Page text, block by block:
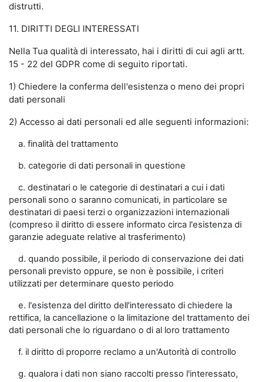
distrutti.
11. DIRITTI DEGLI INTERESSATI
Nella Tua qualità di interessato, hai i diritti di cui agli artt.
15 - 22 del GDPR come di seguito riportati.
1) Chiedere la conferma dell'esistenza o meno dei propri
dati personali
2) Accesso ai dati personali ed alle seguenti informazioni:
a. finalità del trattamento
b. categorie di dati personali in questione
c. destinatari o le categorie di destinatari a cui i dati
personali sono o saranno comunicati, in particolare se
destinatari di paesi terzi o organizzazioni internazionali
(compreso il diritto di essere informato circa l'esistenza di
garanzie adeguate relative al trasferimento)
d. quando possibile, il periodo di conservazione dei dati
personali previsto oppure, se non è possibile, i criteri
utilizzati per determinare questo periodo
e. l'esistenza del diritto dell'interessato di chiedere la
rettifica, la cancellazione o la limitazione del trattamento dei
dati personali che lo riguardano o di al loro trattamento
f. il diritto di proporre reclamo a un'Autorità di controllo
g. qualora i dati non siano raccolti presso l'interessato,